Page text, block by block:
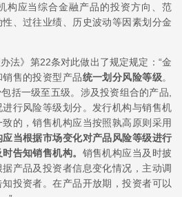
构应当综合金融产品的投资方向、范
、过往业绩、历史波动等因素划分金
法》第22条对此做出了规定规定：“金
售的投资型产品统一划分风险等级。
括一级至五级。涉及投资组合的产品,
行风险等级划分。发行机构与销售机
的，销售机构应当按照孰高原则采用
应当根据市场变化对产品风险等级进行
告知销售机构。 销售机构应当及时披
产品及投资者信息变化情况，主动调
投资者。在产品开放期，投资者可以